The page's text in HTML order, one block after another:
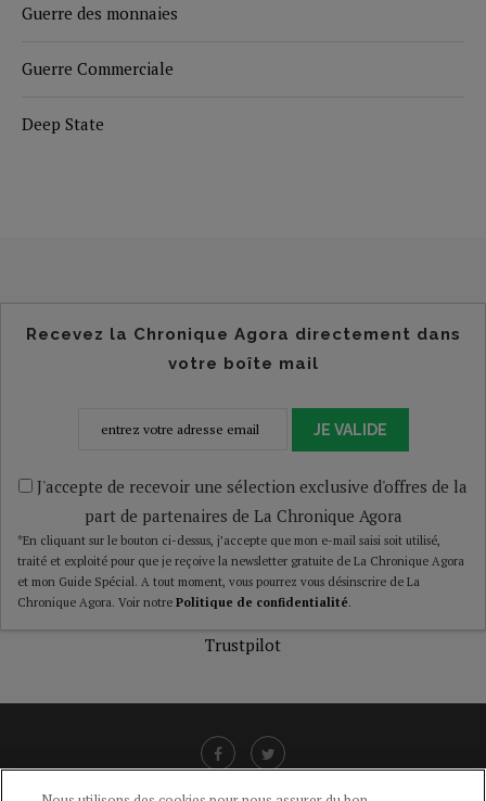
Guerre des monnaies
Guerre Commerciale
Deep State
Recevez la Chronique Agora directement dans
votre boîte mail
JE VALIDE
J'accepte de recevoir une sélection exclusive d'offres de la
part de partenaires de La Chronique Agora
*En cliquant sur le bouton ci-dessus, j’accepte que mon e-mail saisi soit utilisé,
traité et exploité pour que je reçoive la newsletter gratuite de La Chronique Agora
et mon Guide Spécial. A tout moment, vous pourrez vous désinscrire de La
Chronique Agora. Voir notre Politique de confidentialité.
Trustpilot